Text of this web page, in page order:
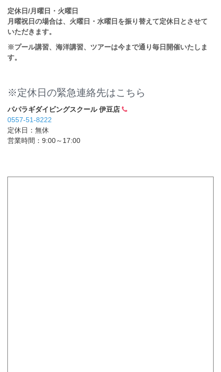
定休日/月曜日・火曜日
月曜祝日の場合は、火曜日・水曜日を振り替えて定休日とさせて
いただきます。
※プール講習、海洋講習、ツアーは今まで通り毎日開催いたしま
す。
※定休日の緊急連絡先はこちら
パパラギダイビングスクール 伊豆店
0557-51-8222
定休日：無休
営業時間：9:00～17:00